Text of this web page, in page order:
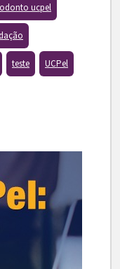
odonto ucpel
teste UCPel